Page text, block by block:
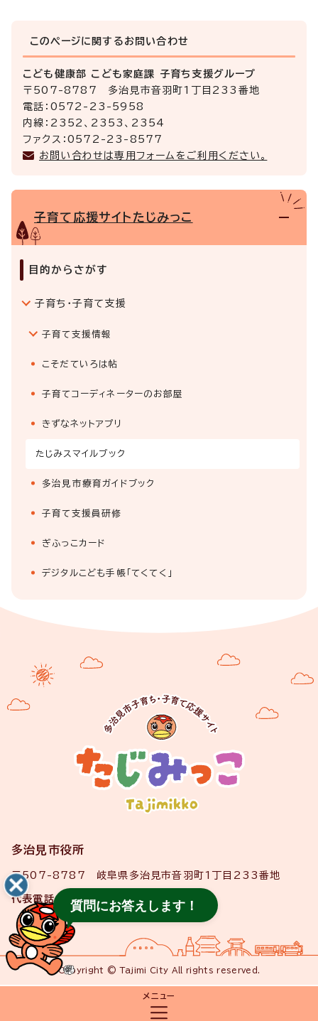
このページに関する お問い合わせ
こども健康部 こども家庭課 子育ち支援グループ
〒507-8787 多治見市音羽町1丁目233番地
電話：0572-23-5958
内線：2352、2353、2354
ファクス：0572-23-8577
お問い合わせは専用フォームをご利用ください。
子育て応援サイトたじみっこ
目的からさがす
子育ち・子育て支援
子育て支援情報
こそだていろは帖
子育てコーディネーターのお部屋
きずなネットアプリ
たじみスマイルブック
多治見市療育ガイドブック
子育て支援員研修
ぎふっこカード
デジタルこども手帳「てくてく」
メニュー
多治見市役所
〒507-8787 岐阜県多治見市音羽町1丁目233番地
代表電話 0572-22-1111
Copyright © Tajimi City All rights reserved.
質問にお答えします！